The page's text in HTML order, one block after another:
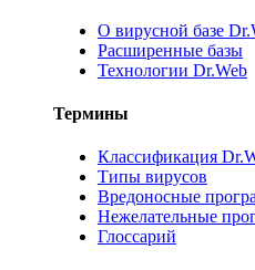
О вирусной базе
Расширенные базы
Технологии Dr.Web
Термины
Классификация
Типы вирусов
Вредоносные
Нежелательные
Глоссарий